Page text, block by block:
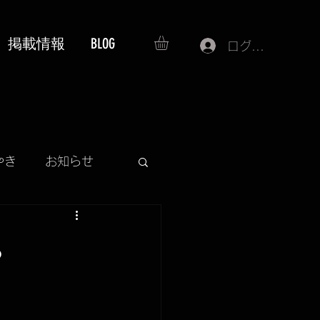
掲載情報 BLOG ログイン
き お知らせ